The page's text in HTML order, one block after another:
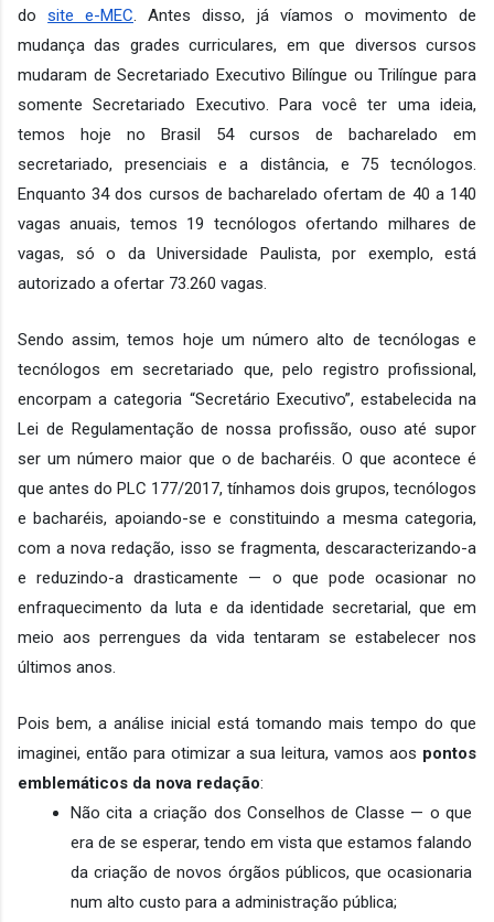
do site e-MEC . Antes disso, já víamos o movimento de
mudança das grades curriculares, em que diversos cursos
mudaram de Secretariado Executivo Bilíngue ou Trilíngue para
somente Secretariado Executivo. Para você ter uma ideia,
temos hoje no Brasil 54 cursos de bacharelado em
secretariado, presenciais e a distância, e 75 tecnólogos.
Enquanto 34 dos cursos de bacharelado ofertam de 40 a 140
vagas anuais, temos 19 tecnólogos ofertando milhares de
vagas, só o da Universidade Paulista, por exemplo, está
autorizado a ofertar 73.260 vagas.
Sendo assim, temos hoje um número alto de tecnólogas e
tecnólogos em secretariado que, pelo registro profissional,
encorpam a categoria “Secretário Executivo”, estabelecida na
Lei de Regulamentação de nossa profissão, ouso até supor
ser um número maior que o de bacharéis. O que acontece é
que antes do PLC 177/2017, tínhamos dois grupos, tecnólogos
e bacharéis, apoiando-se e constituindo a mesma categoria,
com a nova redação, isso se fragmenta, descaracterizando-a
e reduzindo-a drasticamente — o que pode ocasionar no
enfraquecimento da luta e da identidade secretarial, que em
meio aos perrengues da vida tentaram se estabelecer nos
últimos anos.
Pois bem, a análise inicial está tomando mais tempo do que
imaginei, então para otimizar a sua leitura, vamos aos pontos
emblemáticos da nova redação:
Não cita a criação dos Conselhos de Classe — o que
era de se esperar, tendo em vista que estamos falando
da criação de novos órgãos públicos, que ocasionaria
num alto custo para a administração pública;